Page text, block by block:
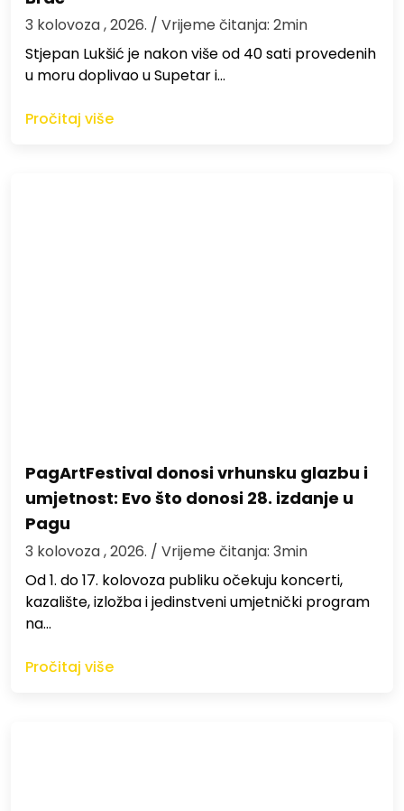
3 kolovoza , 2026. / Vrijeme čitanja: 2min
St​jepan Lukšić je nakon više od 40 sati provedenih
u moru doplivao u Supetar i…
Pročitaj više
PagArtFestival donosi vrhunsku glazbu i
umjetnost: Evo što donosi 28. izdanje u
Pagu
3 kolovoza , 2026. / Vrijeme čitanja: 3min
Od 1. do 17. kolovoza publiku očekuju koncerti,
kazalište, izložba i jedinstveni umjetnički program
na…
Pročitaj više